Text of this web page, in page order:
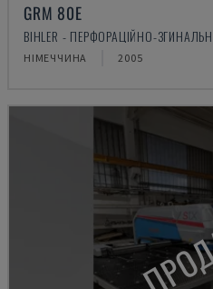
GRM 80E
BIHLER - ПЕРФОРАЦІЙНО-
НІМЕЧЧИНА 2005